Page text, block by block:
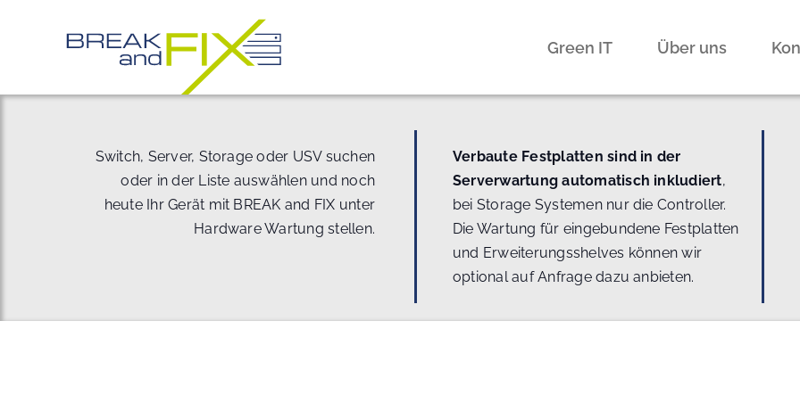
Green IT Über uns
Switch, Server, Storage oder USV suchen
oder in der Liste auswählen und noch
heute Ihr Gerät mit BREAK and FIX unter
Hardware Wartung stellen.
Verbaute Festplatten sind in der
Serverwartung automatisch inkludiert,
bei Storage Systemen nur die Controller.
Die Wartung für eingebundene Festplatten
und Erweiterungsshelves können wir
optional auf Anfrage dazu anbieten.